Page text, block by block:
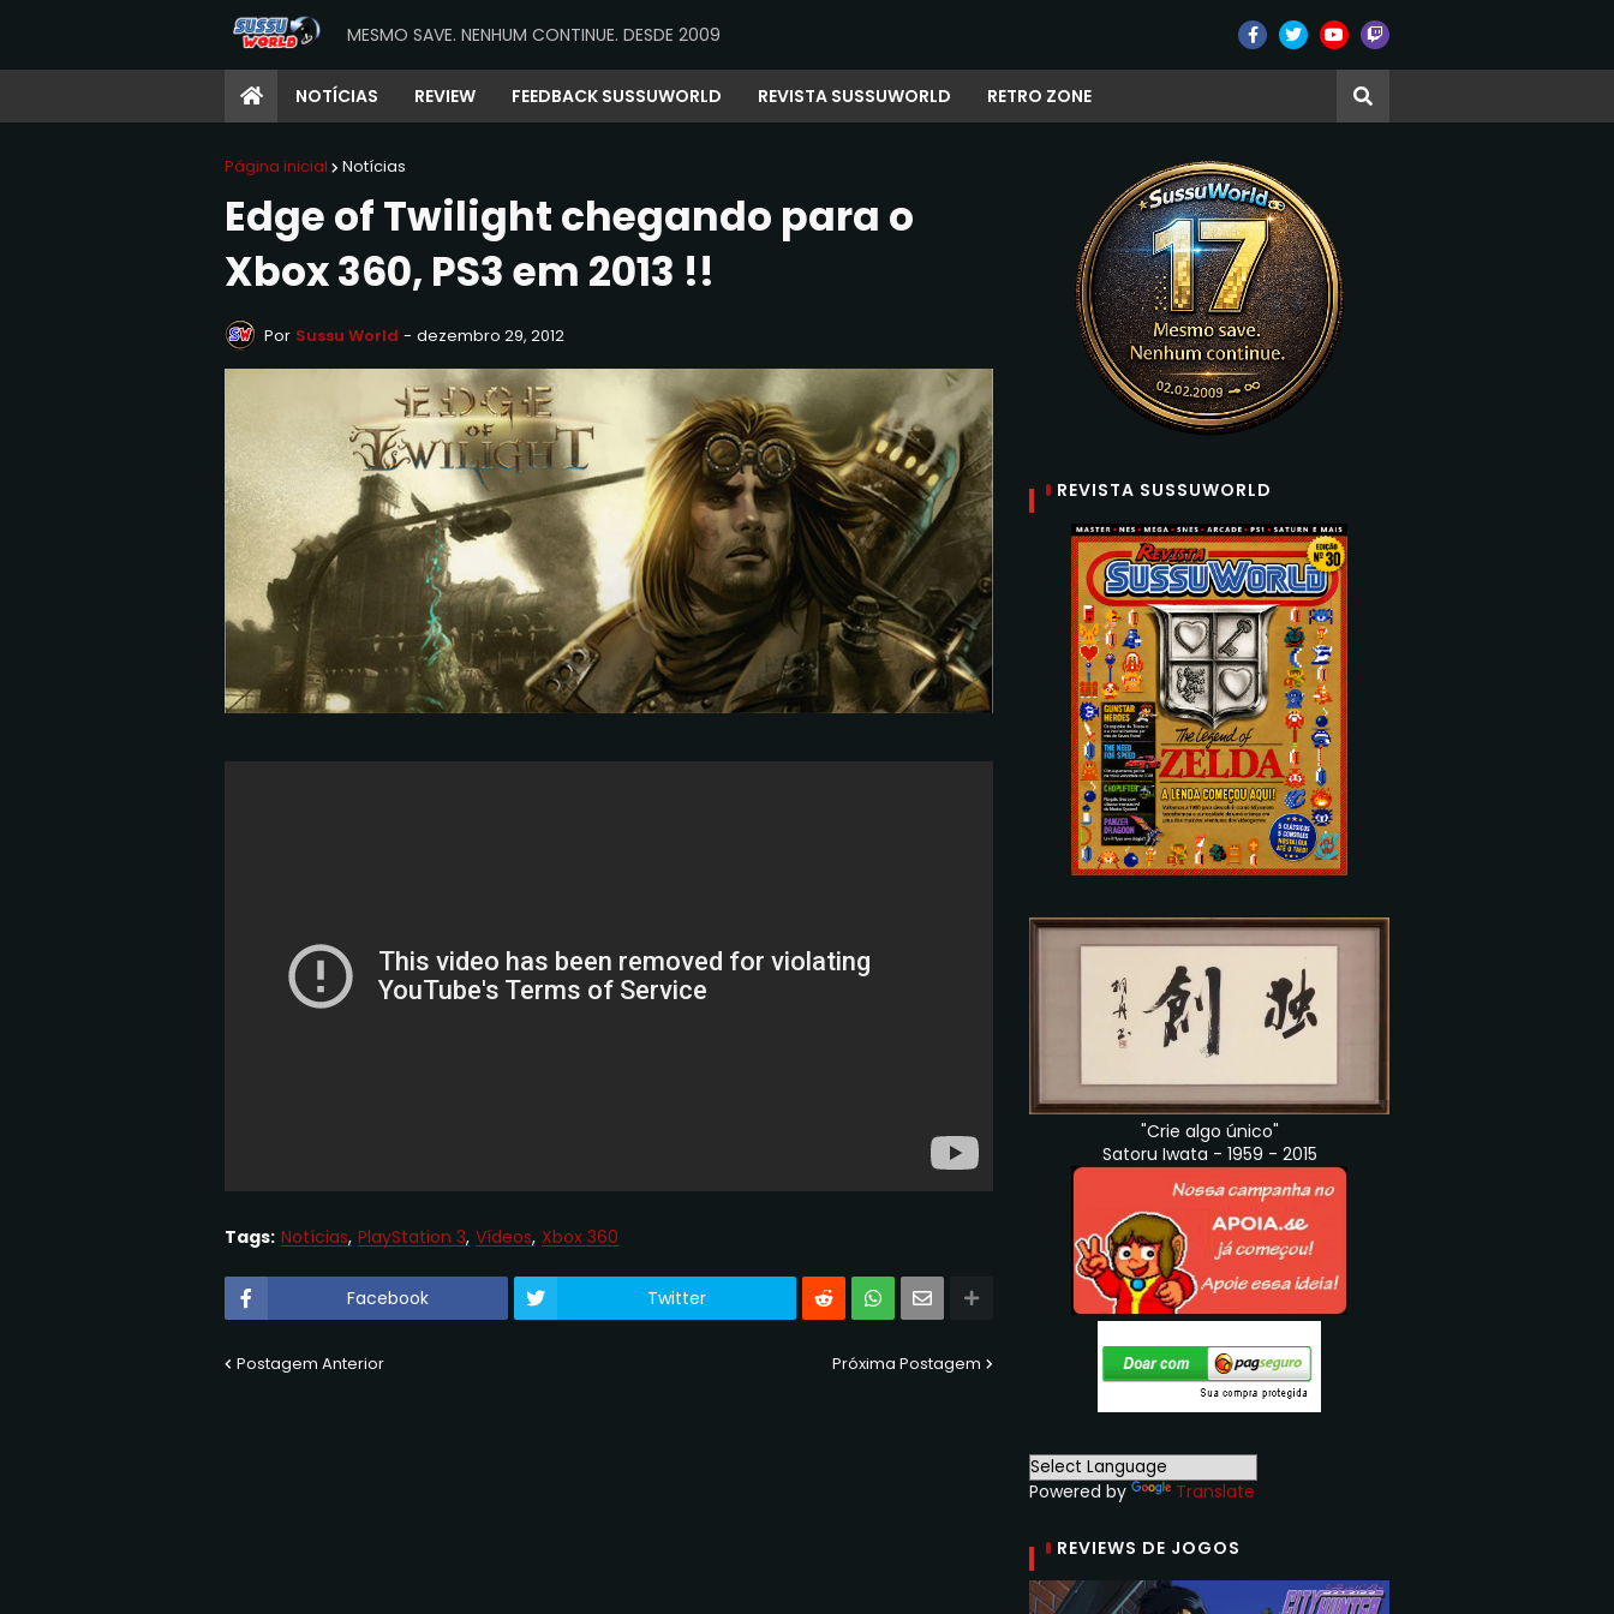
MESMO SAVE. NENHUM CONTINUE. DESDE 2009
NOTÍCIAS REVIEW FEEDBACK SUSSUWORLD REVISTA SUSSUWORLD RETRO ZONE
Página inicial Notícias
Edge of Twilight chegando para o
Xbox 360, PS3 em 2013 !!
Por Sussu World - dezembro 29, 2012
Tags: Notícias PlayStation 3 Vídeos Xbox 360
Facebook Twitter
Postagem Anterior Próxima Postagem
REVISTA SUSSUWORLD
"Crie algo único"
Satoru Iwata - 1959 - 2015
Powered by Translate
REVIEWS DE JOGOS